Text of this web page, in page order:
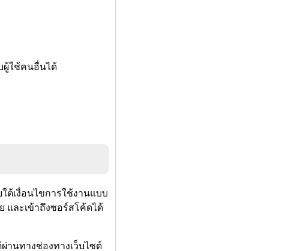
ผู้ใช้คนอื่นได้
ต้เงื่อนไขการใช้งานแบบ
และเข้าถึงซอร์สโค้ดได้
นทางช่องทางเว็บไซต์